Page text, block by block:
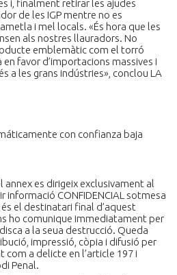
i, finalment retirar les ajudes
de les IGP mentre no es
i mel locals. «És hora que les
als nostres llauradors. No
emblemàtic com el torró
favor d’importacions massives i
a les grans indústries», conclou LA
con confianza baja
es dirigeix exclusivament al
CONFIDENCIAL sotmesa
el destinatari final d’aquest
ho comunique immediatament per
a la seua destrucció. Queda
impressió, còpia i difusió per
a delicte en l’article 197 i
Penal.